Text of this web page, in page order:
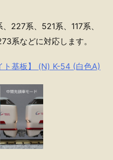
227系、521系、117系、
系などに対応します。
基板】 (N) K-54 (白色A)